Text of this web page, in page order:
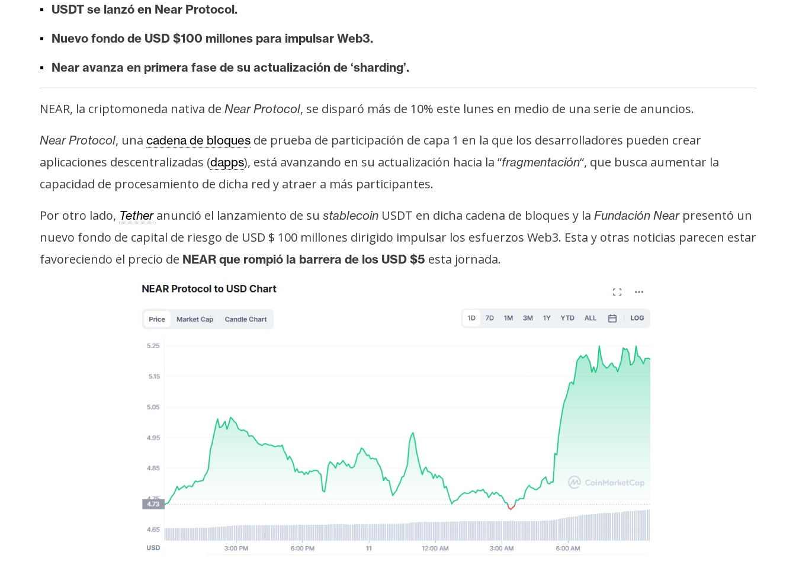
i
N
a
d
e
P
e
s
a
USDT se lanzó en Near Protocol.
Nuevo fondo de USD $100 millones para impulsar Web3.
Near avanza en primera fase de su actualización de ‘sharding’.
NEAR, la criptomoneda nativa de Near Protocol, se disparó más de 10% este lunes en medio de una serie de anuncios.
Near Protocol, una cadena de bloques de prueba de participación de capa 1 en la que los desarrolladores pueden crear
aplicaciones descentralizadas (dapps), está avanzando en su actualización hacia la “fragmentación“, que busca aumentar la
capacidad de procesamiento de dicha red y atraer a más participantes.
Por otro lado, Tetheranunció el lanzamiento de su stablecoin USDT en dicha cadena de bloques y la Fundación Nearpresentó un
nuevo fondo de capital de riesgo de USD $ 100 millones dirigido impulsar los esfuerzos Web3. Esta y otras noticias parecen estar
favoreciendo el precio de NEAR que rompió la barrera de los USD $5 esta jornada.